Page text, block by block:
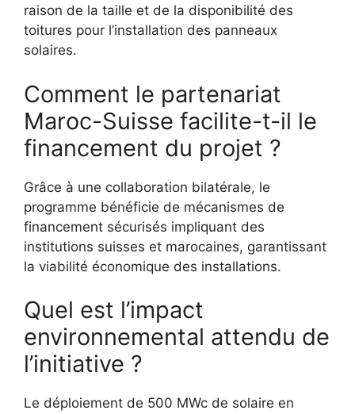
raison de la taille et de la disponibilité des
toitures pour l’installation des panneaux
solaires.
Comment le partenariat
Maroc-Suisse facilite-t-il le
financement du projet ?
Grâce à une collaboration bilatérale, le
programme bénéficie de mécanismes de
financement sécurisés impliquant des
institutions suisses et marocaines, garantissant
la viabilité économique des installations.
Quel est l’impact
environnemental attendu de
l’initiative ?
Le déploiement de 500 MWc de solaire en